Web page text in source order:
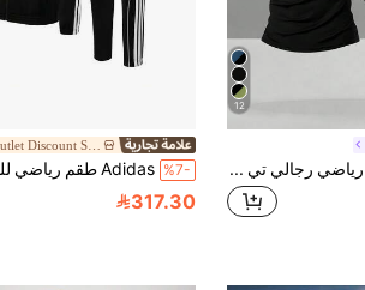
12
Coreblaze طقم رياضي رجالي تي شيرت وبنطلون بطبعة أجنحة، للنادي الرياضي %7-
317.30